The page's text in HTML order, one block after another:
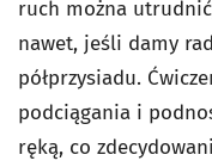
ruch można
nawet, jeśli damy
półprzysiadu.
podciągania i
ręką, co